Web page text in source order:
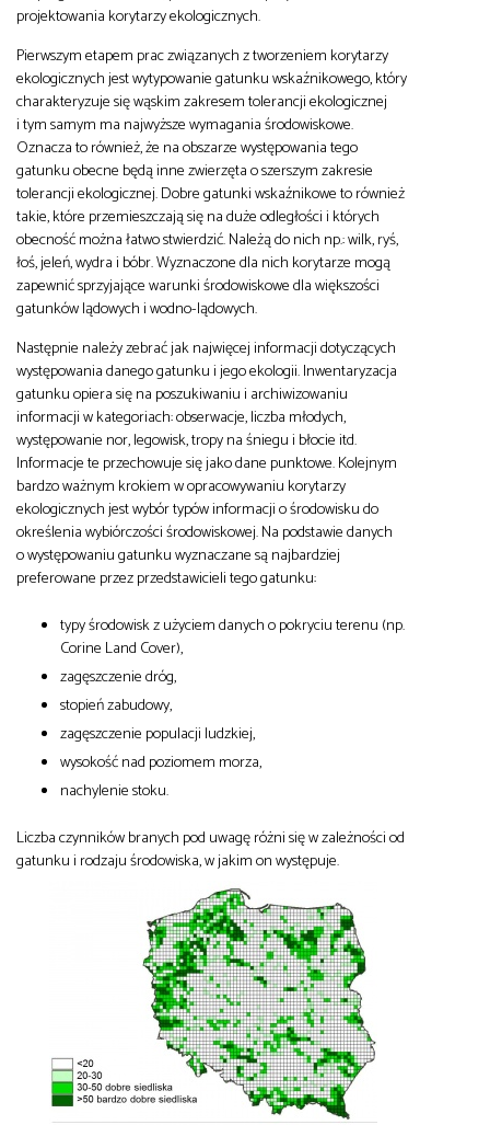
projektowania korytarzy ekologicznych.
Pierwszym etapem prac związanych z tworzeniem korytarzy
ekologicznych jest wytypowanie gatunku wskaźnikowego, który
charakteryzuje się wąskim zakresem tolerancji ekologicznej
i tym samym ma najwyższe wymagania środowiskowe.
Oznacza to również, że na obszarze występowania tego
gatunku obecne będą inne zwierzęta o szerszym zakresie
tolerancji ekologicznej. Dobre gatunki wskaźnikowe to również
takie, które przemieszczają się na duże odległości i których
obecność można łatwo stwierdzić. Należą do nich np.: wilk, ryś,
łoś, jeleń, wydra i bóbr. Wyznaczone dla nich korytarze mogą
zapewnić sprzyjające warunki środowiskowe dla większości
gatunków lądowych i wodno-lądowych.
Następnie należy zebrać jak najwięcej informacji dotyczących
występowania danego gatunku i jego ekologii. Inwentaryzacja
gatunku opiera się na poszukiwaniu i archiwizowaniu
informacji w kategoriach: obserwacje, liczba młodych,
występowanie nor, legowisk, tropy na śniegu i błocie itd.
Informacje te przechowuje się jako dane punktowe. Kolejnym
bardzo ważnym krokiem w opracowywaniu korytarzy
ekologicznych jest wybór typów informacji o środowisku do
określenia wybiórczości środowiskowej. Na podstawie danych
o występowaniu gatunku wyznaczane są najbardziej
preferowane przez przedstawicieli tego gatunku:
typy środowisk z użyciem danych o pokryciu terenu (np.
Corine Land Cover),
zagęszczenie dróg,
stopień zabudowy,
zagęszczenie populacji ludzkiej,
wysokość nad poziomem morza,
nachylenie stoku.
Liczba czynników branych pod uwagę różni się w zależności od
gatunku i rodzaju środowiska, w jakim on występuje.